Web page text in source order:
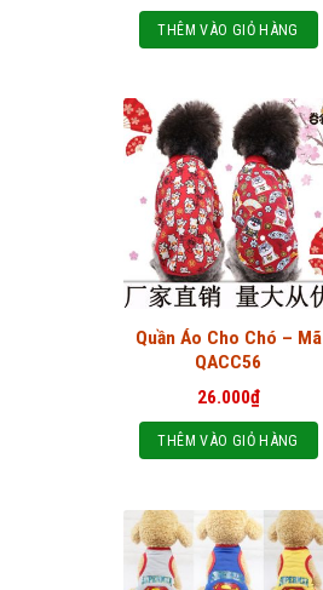
THÊM VÀO GIỎ HÀNG
Quần Áo Cho Chó – Mã
QACC56
26.000₫
THÊM VÀO GIỎ HÀNG